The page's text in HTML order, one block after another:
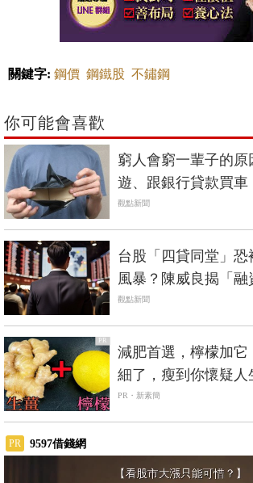
關鍵字: 鋼價 鋼鐵股 不鏽鋼
你可能會喜歡
窮人會窮一輩子的
遊、跟銀行貸款買車
觀點新聞
台股「四貸同堂」
風暴？陳威良揭「
觀點新聞
PR
減肥首選，檸檬加
細了，瘦到你懷疑人
PR・新素簡
PR 9597借錢網